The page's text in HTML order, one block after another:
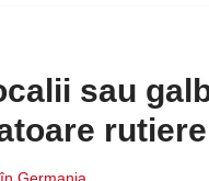
sau
rutiere
Germania